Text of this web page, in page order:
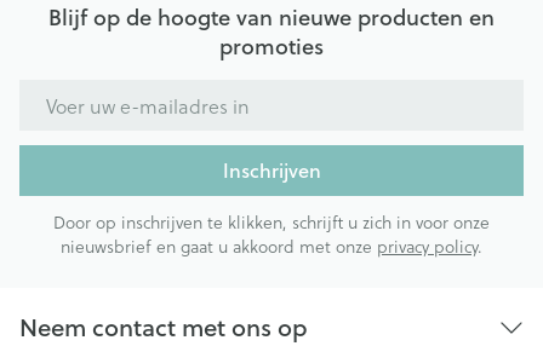
Blijf op de hoogte van nieuwe producten en
promoties
Inschrijven
Door op inschrijven te klikken, schrijft u zich in voor onze
nieuwsbrief en gaat u akkoord met onze privacy policy.
Neem contact met ons op